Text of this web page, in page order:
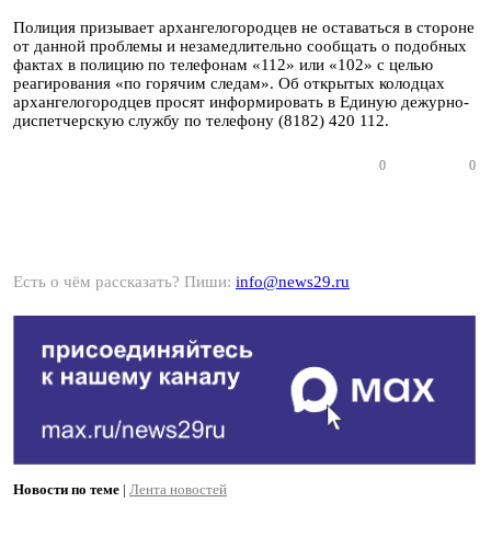
Полиция призывает архангелогородцев не оставаться в стороне
от данной проблемы и незамедлительно сообщать о подобных
фактах в полицию по телефонам «112» или «102» с целью
реагирования «по горячим следам». Об открытых колодцах
архангелогородцев просят информировать в Единую дежурно-
диспетчерскую службу по телефону (8182) 420 112.
0 0
Есть о чём рассказать? Пиши: info@news29.ru
Новости по теме | Лента новостей